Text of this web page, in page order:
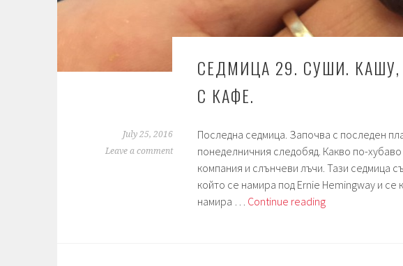
СЕДМИЦА 29. СУШИ.
С КАФЕ.
July 25, 2016
Leave a comment
Последна седмица. Започва с последен
понеделничния следобяд. Какво по-
компания и слънчеви лъчи. Тази седмица
който се намира под Ernie Hemingway и
намира … Continue readingСедмица